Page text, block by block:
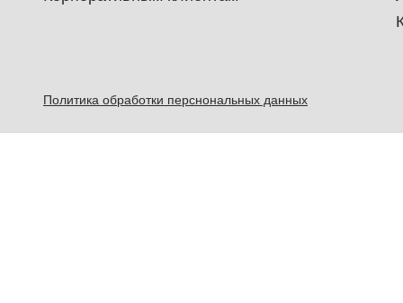
Политика обработки перснональных данных